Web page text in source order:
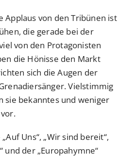
Applaus von den Tribünen ist
die gerade bei der
von den Protagonisten
die Hönisse den Markt
sich die Augen der
Vielstimmig
sie bekanntes und weniger
Uns“, „Wir sind bereit“,
und der „Europahymne“